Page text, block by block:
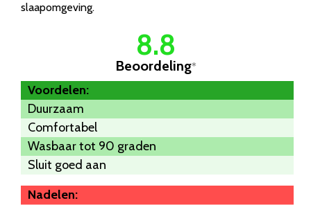
slaapomgeving.
8.8
Beoordeling*
Voordelen:
Duurzaam
Comfortabel
Wasbaar tot 90 graden
Sluit goed aan
Nadelen: